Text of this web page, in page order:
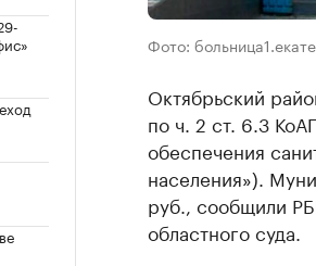
Фото:
Октябрьский
по ч. 2 ст. 6.3
обеспечения
населения»).
руб., сообщили
областного суда.